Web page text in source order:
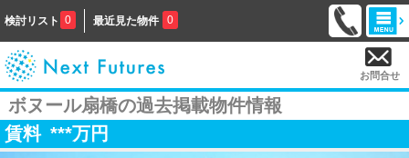
検討リスト 0 最近見た物件 0
お問合せ
ボヌール扇橋の過去掲載物件情報
賃料 ***万円